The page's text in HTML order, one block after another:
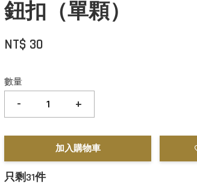
鈕扣（單顆）
NT$ 30
數量
- +
加入購物車
只剩31件